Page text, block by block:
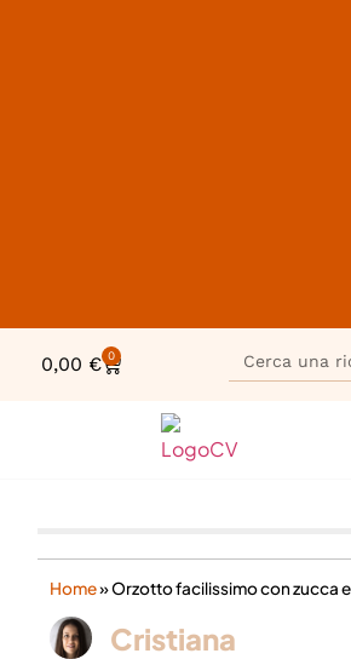
0,00 € 0
Home»Orzotto facilissimo con zucca
Cristiana